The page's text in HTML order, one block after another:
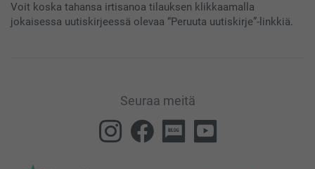
Voit koska tahansa irtisanoa tilauksen klikkaamalla
jokaisessa uutiskirjeessä olevaa “Peruuta uutiskirje”-linkkiä.
Seuraa meitä